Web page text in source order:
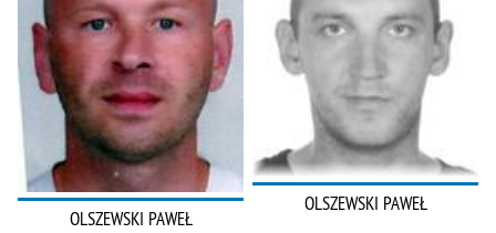
OLSZEWSKI PAWEŁ
OLSZEWSKI PAWEŁ